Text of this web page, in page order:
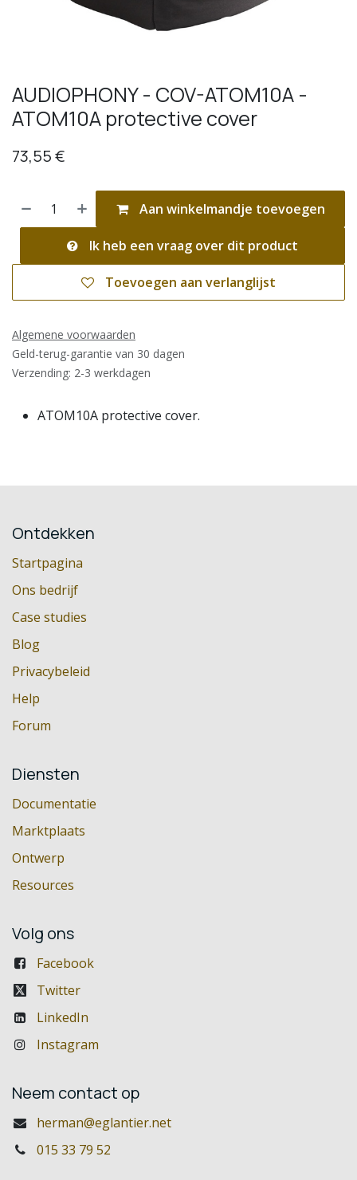
AUDIOPHONY - COV-ATOM10A -
ATOM10A protective cover
73,55€
Aan winkelmandje toevoegen
Ik heb een vraag over dit product
Toevoegen aan verlanglijst
Algemene voorwaarden
Geld-terug-garantie van 30 dagen
Verzending: 2-3 werkdagen
ATOM10A protective cover.
Ontdekken
Startpagina
Ons bedrijf
Case studies
Blog
Privacybeleid
Help
Forum
Diensten
Documentatie
Marktplaats
Ontwerp
Resources
Volg ons
Facebook
Twitter
LinkedIn
Instagram
Neem contact op
herman@eglantier.net
015 33 79 52